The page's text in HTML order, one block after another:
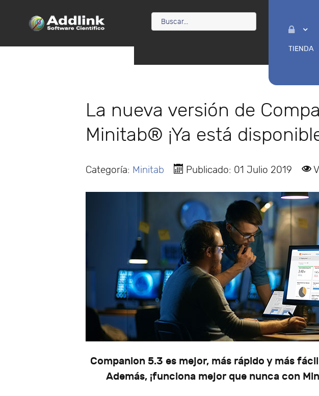
TIENDA
La nueva versión de
Minitab® ¡Ya está
Categoría: Minitab Publicado: 01 Julio 2019
Companion 5.3 es mejor, más rápido y más
Además, ¡funciona mejor que nunca con